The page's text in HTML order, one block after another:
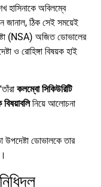
হাসিনাকে অবিলম্বে
জানাল, ঠিক সেই সময়েই
(NSA) অজিত ডোভালের
ও রোহিঙ্গা বিষয়ক হাই
কলম্বো সিকিউরিটি
নিয়ে আলোচনা
উপদেষ্টা ডোভালকে তার